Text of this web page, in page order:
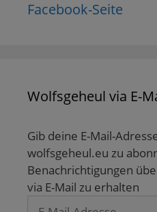
Facebook-Seite
Wolfsgeheul via E-
Gib deine E-Mail-
wolfsgeheul.eu zu
Benachrichtigungen
via E-Mail zu erhalten